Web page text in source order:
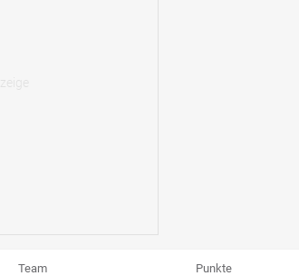
Team Punkte